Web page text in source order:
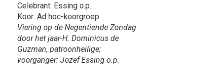
Celebrant: Essing o.p.
Koor: Ad hoc-koorgroep
Viering op de Negentiende Zondag
door het jaar-H. Dominicus de
Guzman, patroonheilige;
voorganger: Jozef Essing o.p.